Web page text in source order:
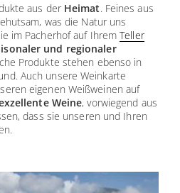
aus der Heimat. Feines aus
was die Natur uns
im Pacherhof auf IhremTeller
und regionaler
Produkte stehen ebenso in
Auch unsere Weinkarte
eigenen Weißweinen auf
Weine, vorwiegend aus
dass sie unseren und Ihren